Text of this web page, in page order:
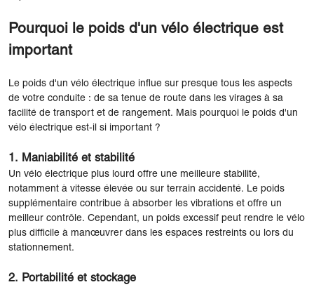
Pourquoi le poids d'un vélo électrique est
important
Le poids d'un vélo électrique influe sur presque tous les aspects
de votre conduite : de sa tenue de route dans les virages à sa
facilité de transport et de rangement. Mais pourquoi le poids d'un
vélo électrique est-il si important ?
1. Maniabilité et stabilité
Un vélo électrique plus lourd offre une meilleure stabilité,
notamment à vitesse élevée ou sur terrain accidenté. Le poids
supplémentaire contribue à absorber les vibrations et offre un
meilleur contrôle. Cependant, un poids excessif peut rendre le vélo
plus difficile à manœuvrer dans les espaces restreints ou lors du
stationnement.
2. Portabilité et stockage